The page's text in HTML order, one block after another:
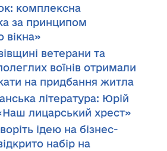
комплексна
за принципом
вікна»
ветерани та
воїнів отримали
на придбання житла
література: Юрій
лицарський хрест»
ідею на бізнес-
набір на